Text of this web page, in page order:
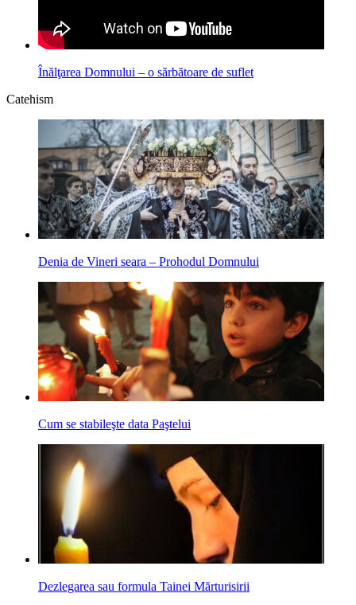
Înălţarea Domnului – o sărbătoare de suflet
Catehism
Denia de Vineri seara – Prohodul Domnului
Cum se stabileşte data Paştelui
Dezlegarea sau formula Tainei Mărturisirii